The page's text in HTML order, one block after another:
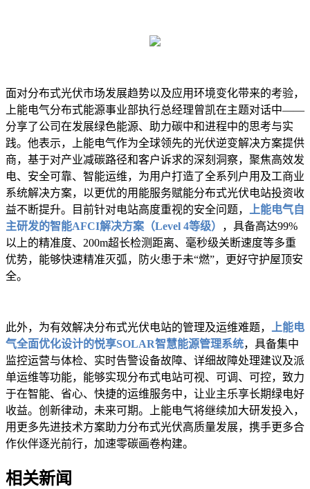
面对分布式光伏市场发展趋势以及应用环境变化带来的考验，
上能电气分布式能源事业部执行总经理曾凯在主题对话中——
分享了公司在发展绿色能源、助力碳中和进程中的思考与实
践。他表示，上能电气作为全球领先的光伏逆变解决方案提供
商，基于对产业减碳路径和客户诉求的深刻洞察，聚焦高效发
电、安全可靠、智能运维，为用户打造了全系列户用及工商业
系统解决方案，以更优的用能服务赋能分布式光伏电站投资收
益不断提升。目前针对电站高度重视的安全问题，
上能电气自
主研发的智能AFCI解决方案（Level 4等级）
，具备高达99%
以上的精准度、200m超长检测距离、毫秒级关断速度等多重
优势，能够快速精准灭弧，防火患于未“燃”，更好守护屋顶安
全。
此外，为有效解决分布式光伏电站的管理及运维难题，
上能电
气全面优化设计的悦享SOLAR智慧能源管理系统，具备集中
监控运营与体检、实时告警设备故障、详细故障处理建议及派
单运维等功能，能够实现分布式电站可视、可调、可控，致力
于在智能、省心、快捷的运维服务中，让业主乐享长期绿电好
收益。创新律动，未来可期。上能电气将继续加大研发投入，
用更多先进技术方案助力分布式光伏高质量发展，携手更多合
作伙伴逐光前行，加速零碳画卷构建。
相关新闻